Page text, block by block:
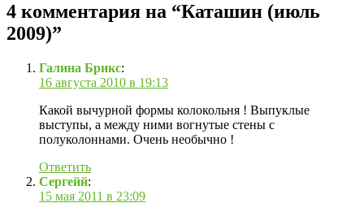
4 комментария на “Каташин (июль
2009)”
Галина Брикс:
16 августа 2010 в 19:13
Какой вычурной формы колокольня ! Выпуклые
выступы, а между ними вогнутые стены с
полуколоннами. Очень необычно !
Ответить
Сергейй:
15 мая 2011 в 23:09